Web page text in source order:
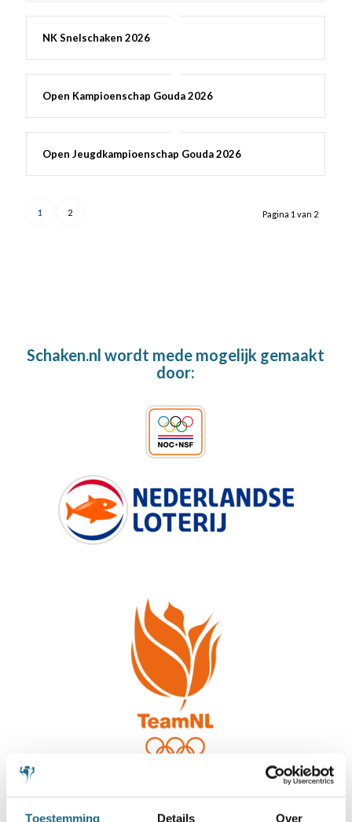
Toestemming Details Over
NK Snelschaken 2026
Open Kampioenschap Gouda 2026
Open Jeugdkampioenschap Gouda 2026
Pagina 1 van 2
1 2
Schaken.nl wordt mede mogelijk gemaakt
door: